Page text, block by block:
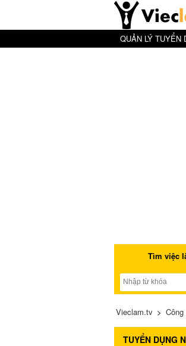
QUẢN LÝ TUYỂN
Tìm việc
Vieclam.tv > Công
TUYỂN DỤNG